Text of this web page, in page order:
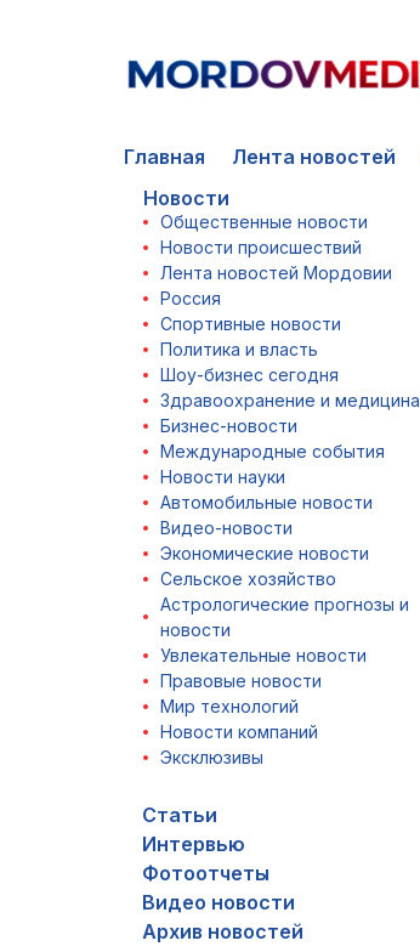
Главная Лента новостей
Новости
Общественные новости
Новости происшествий
Лента новостей Мордовии
Россия
Спортивные новости
Политика и власть
Шоу-бизнес сегодня
Здравоохранение и медицина
Бизнес-новости
Международные события
Новости науки
Автомобильные новости
Видео-новости
Экономические новости
Сельское хозяйство
Астрологические прогнозы и
новости
Увлекательные новости
Правовые новости
Мир технологий
Новости компаний
Эксклюзивы
Статьи
Интервью
Фотоотчеты
Видео новости
Архив новостей